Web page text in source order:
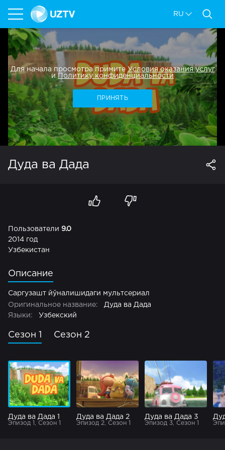
RU
Для начала просмотра примитеУсловия оказания услуг
иПолитику конфиденциальности
ПРИНЯТЬ
Дуда ва Дада
Пользователи 9.0
2014 год
Узбекистан
Описание
Саргузашт йўналишидаги мультсериал
Оригинальное название:
Дуда ва Дада
Языки:
Узбекский
Сезон 1 Сезон 2
Дуда ва Дада 1
Эпизод 1, Сезон 1
Дуда ва Дада 2
Эпизод 2, Сезон 1
Дуда ва Дада 3
Эпизод 3, Сезон 1